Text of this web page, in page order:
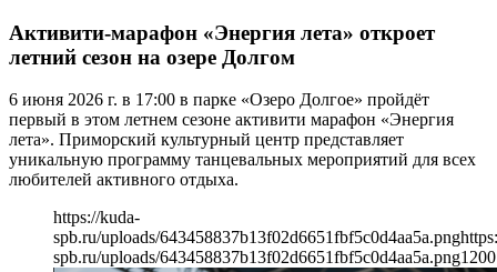
Активити-марафон «Энергия лета» откроет
летний сезон на озере Долгом
6 июня 2026 г. в 17:00 в парке «Озеро Долгое» пройдёт
первый в этом летнем сезоне активити марафон «Энергия
лета». Приморский культурный центр представляет
уникальную программу танцевальных мероприятий для всех
любителей активного отдыха.
https://kuda-
spb.ru/uploads/643458837b13f02d6651fbf5c0d4aa5a.png
spb.ru/uploads/643458837b13f02d6651fbf5c0d4aa5a.png1200